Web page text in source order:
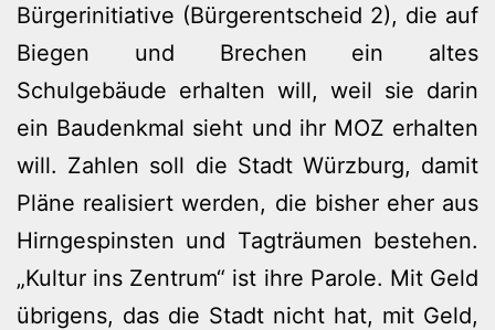
Bürgerinitiative (Bürgerentscheid 2), die auf
Biegen und Brechen ein altes
Schulgebäude erhalten will, weil sie darin
ein Baudenkmal sieht und ihr MOZ erhalten
will. Zahlen soll die Stadt Würzburg, damit
Pläne realisiert werden, die bisher eher aus
Hirngespinsten und Tagträumen bestehen.
„Kultur ins Zentrum“ ist ihre Parole. Mit Geld
übrigens, das die Stadt nicht hat, mit Geld,